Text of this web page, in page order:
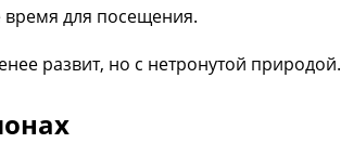
для посещения.
развит, но с нетронутой природой.